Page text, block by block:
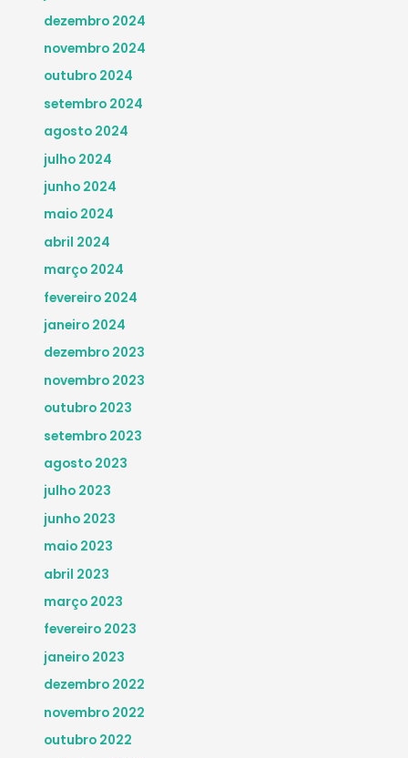
dezembro 2024
novembro 2024
outubro 2024
setembro 2024
agosto 2024
julho 2024
junho 2024
maio 2024
abril 2024
março 2024
fevereiro 2024
janeiro 2024
dezembro 2023
novembro 2023
outubro 2023
setembro 2023
agosto 2023
julho 2023
junho 2023
maio 2023
abril 2023
março 2023
fevereiro 2023
janeiro 2023
dezembro 2022
novembro 2022
outubro 2022